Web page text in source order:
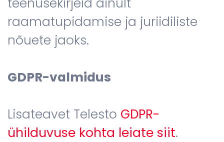
raamatupidamise ja juriidiliste
nõuete jaoks.
GDPR-valmidus
Lisateavet Telesto GDPR-
ühilduvuse kohta leiate siit.